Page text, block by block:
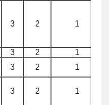
3 2 1
3 2
1
3 2 1
3 2 1